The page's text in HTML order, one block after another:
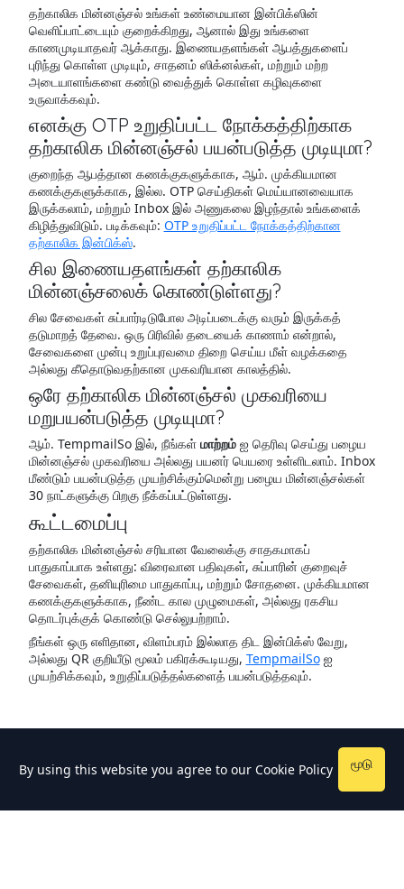
தற்காலிக மின்னஞ்சல் உங்கள் உண்மையான இன்பிக்ஸின்
வெளிப்பாட்டையும் குறைக்கிறது, ஆனால் இது உங்களை
காணமுடியாதவர் ஆக்காது. இணையதளங்கள் ஆபத்துகளைப்
புரிந்து கொள்ள முடியும், சாதனம் ஸிக்னல்கள், மற்றும் மற்ற
அடையாளங்களை கண்டு வைத்துக் கொள்ள கழிவுகளை
உருவாக்கவும்.
எனக்கு OTP உறுதிப்பட்ட நோக்கத்திற்காக
தற்காலிக மின்னஞ்சல் பயன்படுத்த முடியுமா?
குறைந்த ஆபத்தான கணக்குகளுக்காக, ஆம். முக்கியமான
கணக்குகளுக்காக, இல்ல. OTP செய்திகள் மெய்யானவையாக
இருக்கலாம், மற்றும் Inbox இல் அணுகலை இழந்தால் உங்களைக்
கிழித்துவிடும். படிக்கவும்: OTP உறுதிப்பட்ட நோக்கத்திற்கான
தற்காலிக இன்பிக்ஸ்.
சில இணையதளங்கள் தற்காலிக
மின்னஞ்சலைக் கொண்டுள்ளது?
சில சேவைகள் சுப்பார்டிடுபோல அடிப்படைக்கு வரும் இருக்கத்
தடுமாறத் தேவை. ஒரு பிரிவில் தடையைக் காணாம் என்றால்,
சேவைகளை முன்பு உறுப்புரவமை திறை செய்ய மீள் வழக்கதை
அல்லது கீதொடுவதற்கான முகவரியான காலத்தில்.
ஒரே தற்காலிக மின்னஞ்சல் முகவரியை
மறுபயன்படுத்த முடியுமா?
ஆம். TempmailSo இல், நீங்கள் மாற்றம்ஐ தெரிவு செய்து பழைய
மின்னஞ்சல் முகவரியை அல்லது பயனர் பெயரை உள்ளிடலாம். Inbox
மீண்டும் பயன்படுத்த முயற்சிக்கும்மென்று பழைய மின்னஞ்சல்கள்
30 நாட்களுக்கு பிறகு நீக்கப்பட்டுள்ளது.
கூட்டமைப்பு
தற்காலிக மின்னஞ்சல் சரியான வேலைக்கு சாதகமாகப்
பாதுகாப்பாக உள்ளது: விரைவான பதிவுகள், சுப்பாரின் குறைவுச்
சேவைகள், தனியுரிமை பாதுகாப்பு, மற்றும் சோதனை. முக்கியமான
கணக்குகளுக்காக, நீண்ட கால முழுமைகள், அல்லது ரகசிய
தொடர்புக்குக் கொண்டு செல்லுபற்றாம்.
நீங்கள் ஒரு எளிதான, விளம்பரம் இல்லாத திட இன்பிக்ஸ் வேறு,
அல்லது QR குறியீடு மூலம் பகிரக்கூடியது, TempmailSoஐ
முயற்சிக்கவும், உறுதிப்படுத்தல்களைத் பயன்படுத்தவும்.
By using this website you agree to our Cookie Policy மூடு